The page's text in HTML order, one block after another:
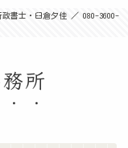
政書士・臼倉夕佳 ／ 080-3600-
所